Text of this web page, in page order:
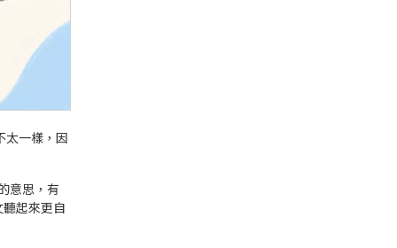
太一樣，因
意思，有
起來更自